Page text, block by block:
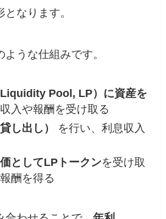
なります。
うな仕組みです。
Pool, LP）に資産を
入や報酬を受け取る
し出し）
を行い、利息収入
としてLPトークンを受け取
酬を得る